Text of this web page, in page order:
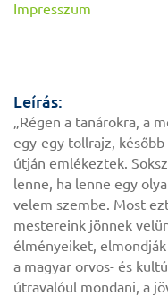
Impresszum
Leírás:
„Régen a tanárokra, a
egy-egy tollrajz,
útján emlékeztek.
lenne, ha lenne egy
velem szembe. Most
mestereink jönnek
élményeiket,
a magyar orvos- és
útravalóul mondani, a